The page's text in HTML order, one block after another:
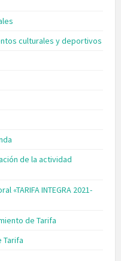
culturales y deportivos
de la actividad
«TARIFA INTEGRA 2021-
de Tarifa
Tarifa